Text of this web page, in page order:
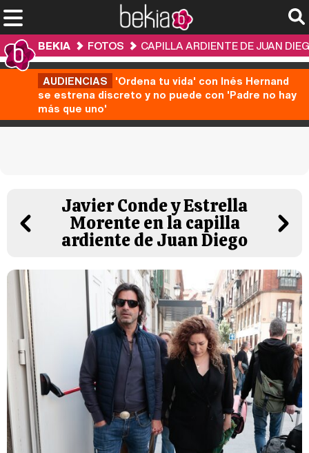
BEKIA FOTOS CAPILLA ARDIENTE DE JUAN
AUDIENCIAS 'Ordena tu vida' con Inés Hernand
se estrena discreto y no puede con 'Padre no hay
más que uno'
Javier Conde y Estrella
Morente en la capilla
ardiente de Juan Diego